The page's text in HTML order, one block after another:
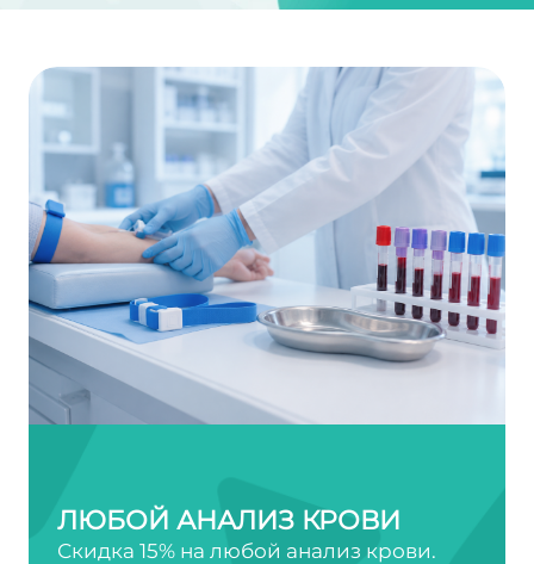
ЛЮБОЙ АНАЛИЗ КРОВИ
Скидка 15% на любой анализ крови.